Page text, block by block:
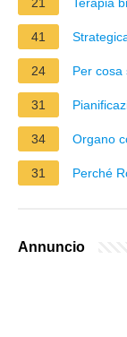
41
24 Per cosa
31
34 Organo
31 Perché
Annuncio